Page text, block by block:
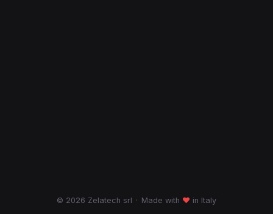
© 2026 Zelatech srl · Made with ♥ in Italy